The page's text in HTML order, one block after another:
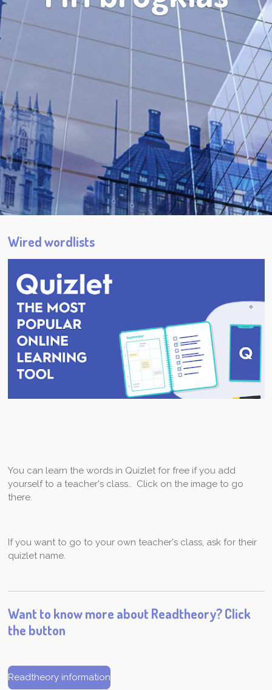
Wired wordlists
You can learn the words in Quizlet for free if you add
yourself to a teacher's class.. Click on the image to go
there.
If you want to go to your own teacher's class, ask for their
quizlet name.
Want to know more about Readtheory? Click
the button
Readtheory information